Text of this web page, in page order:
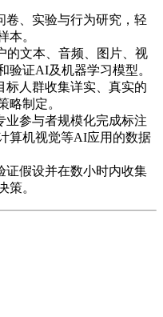
卷、实验与行为研究，轻
本。
的文本、音频、图片、视
验证AI及机器学习模型。
标人群收集详实、真实的
略制定。
业参与者规模化完成标注
算机视觉等AI应用的数据
证假设并在数小时内收集
策。